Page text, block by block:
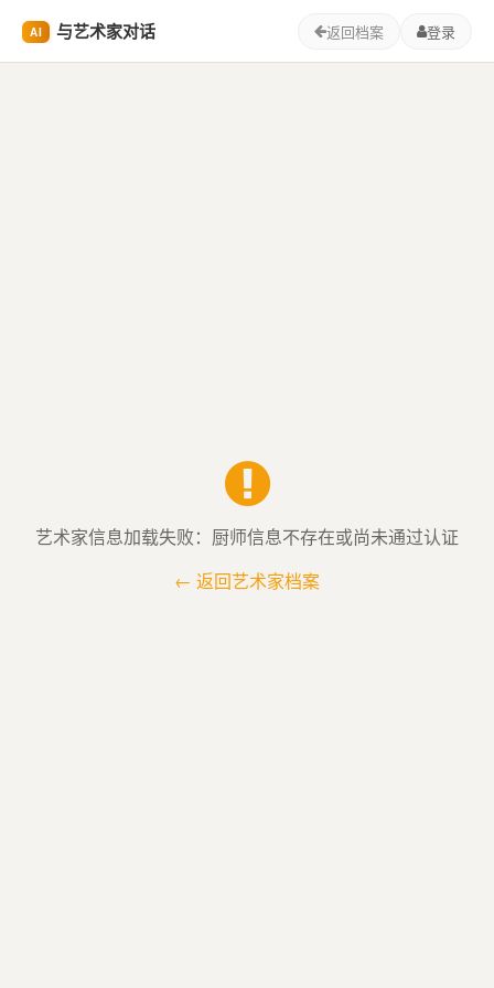
AI 与艺术家对话 返回档案 登录
艺术家信息加载失败：厨师信息不存在或尚未通过认证
← 返回艺术家档案